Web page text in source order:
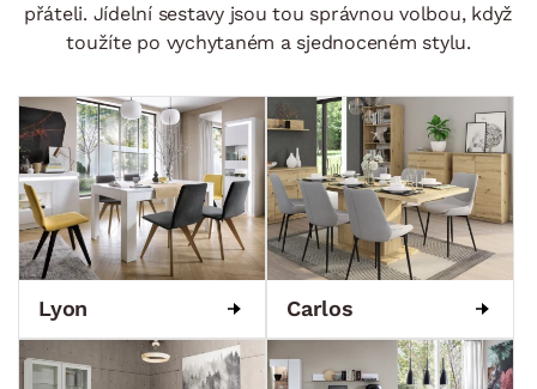
přáteli. Jídelní sestavy jsou tou správnou volbou, když
toužíte po vychytaném a sjednoceném stylu.
Lyon Carlos